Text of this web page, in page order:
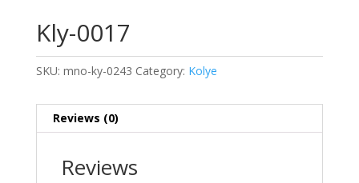
Kly-0017
SKU: mno-ky-0243 Category: Kolye
Reviews (0)
Reviews